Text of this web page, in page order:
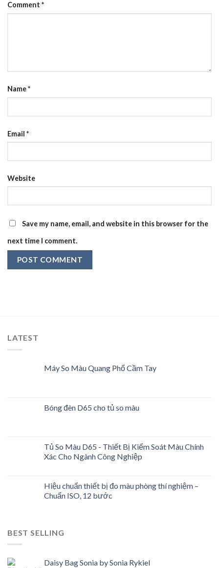
Comment *
Name*
Email *
Website
Save my name, email, and website in this browser for the
next time I comment.
LATEST
Máy So Màu Quang Phổ Cầm Tay
Bóng đèn D65 cho tủ so màu
Tủ So Màu D65 - Thiết Bị Kiểm Soát Màu Chính
Xác Cho Ngành Công Nghiệp
Hiệu chuẩn thiết bị đo màu phòng thí nghiệm –
Chuẩn ISO, 12 bước
BEST SELLING
Daisy Bag Sonia by Sonia Rykiel